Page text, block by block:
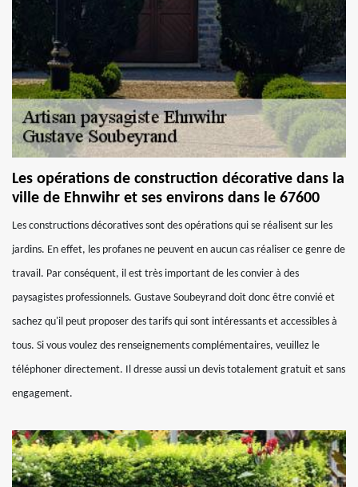
Les opérations de construction décorative dans la
ville de Ehnwihr et ses environs dans le 67600
Les constructions décoratives sont des opérations qui se réalisent sur les
jardins. En effet, les profanes ne peuvent en aucun cas réaliser ce genre de
travail. Par conséquent, il est très important de les convier à des
paysagistes professionnels. Gustave Soubeyrand doit donc être convié et
sachez qu'il peut proposer des tarifs qui sont intéressants et accessibles à
tous. Si vous voulez des renseignements complémentaires, veuillez le
téléphoner directement. Il dresse aussi un devis totalement gratuit et sans
engagement.